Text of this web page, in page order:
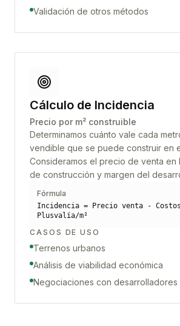
Validación de otros métodos
Cálculo de Incidencia
Precio por m² construible
Determinamos cuánto vale cada
vendible que se puede construir en
Consideramos el precio de venta en
de construcción y margen del
Fórmula
Incidencia = Precio venta -
Plusvalía/m²
CASOS DE USO
Terrenos urbanos
Análisis de viabilidad económica
Negociaciones con desarrolladores